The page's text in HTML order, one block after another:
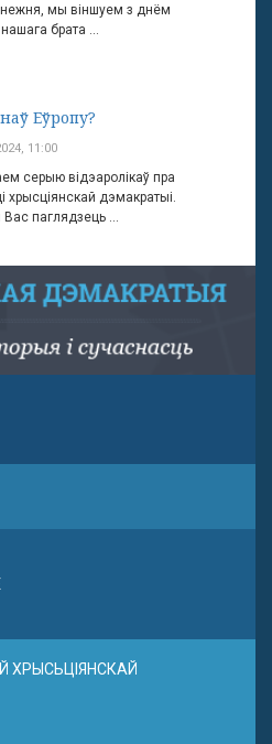
мы віншуем з днём
брата ...
Еўропу?
11:00
серыю відэаролікаў пра
хрысціянскай дэмакратыі.
паглядзець ...
ХРЫСЬЦІЯНСКАЙ